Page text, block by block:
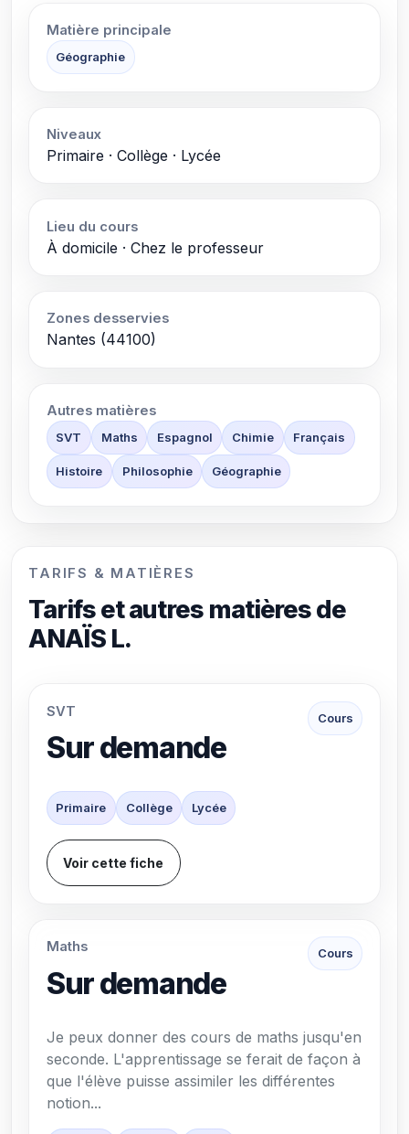
Matière principale
Géographie
Niveaux
Primaire · Collège · Lycée
Lieu du cours
À domicile · Chez le professeur
Zones desservies
Nantes (44100)
Autres matières
SVT Maths Espagnol Chimie Français
Histoire Philosophie Géographie
TARIFS & MATIÈRES
Tarifs et autres matières de
ANAÏS L.
SVT
Sur demande
Cours
Primaire Collège Lycée
Voir cette fiche
Maths
Sur demande
Cours
Je peux donner des cours de maths jusqu'en
seconde. L'apprentissage se ferait de façon à
que l'élève puisse assimiler les différentes
notion...